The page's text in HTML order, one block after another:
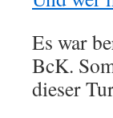
Es war
BcK.
dieser